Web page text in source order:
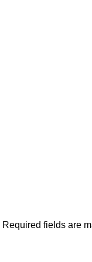
Required fields are